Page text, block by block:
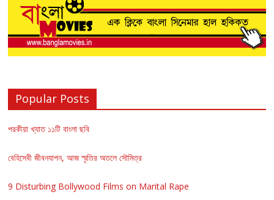
Popular Posts
পরকীয়া খ্যাত ১১টি বাংলা ছবি
বেহিসেবী জীবনযাপন, আজ স্মৃতির অতলে সৌমিত্র
9 Disturbing Bollywood Films on Marital Rape